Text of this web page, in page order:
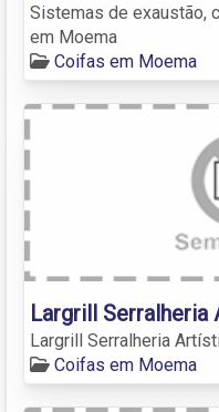
Sistemas de exaustão,
em Moema
Coifas em Moema
Largrill Serralheria
Largrill Serralheria
Coifas em Moema